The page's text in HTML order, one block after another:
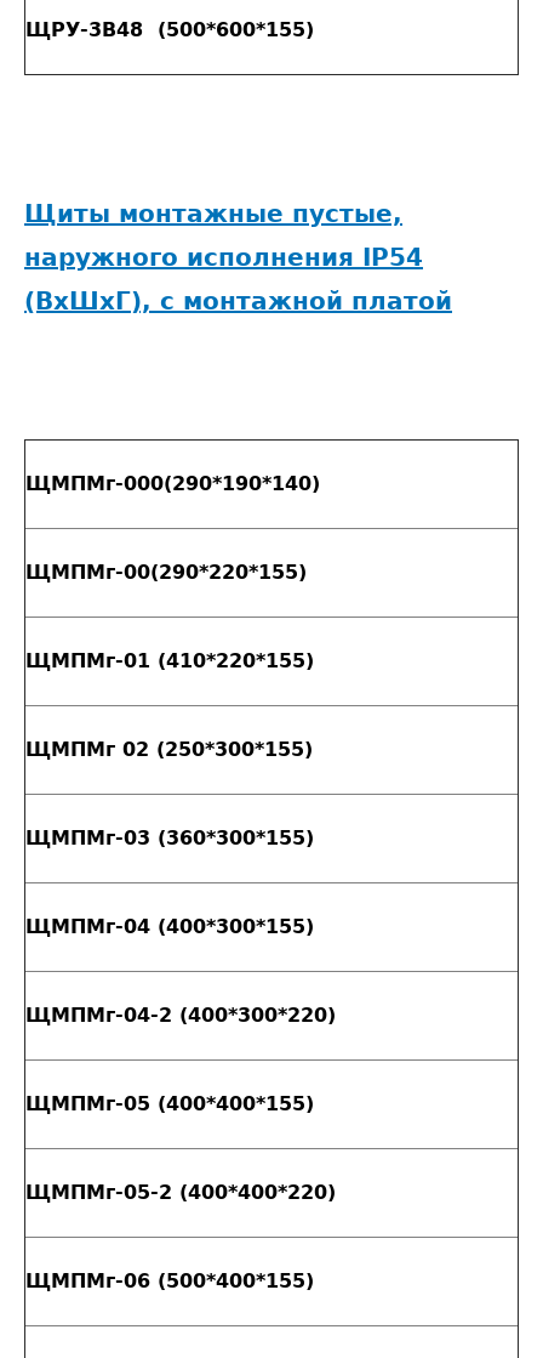
ЩРУ-3В48 (500*600*155)
Щиты монтажные пустые,
наружного исполнения IP54
(ВxШxГ), с монтажной платой
ЩМПМг-000(290*190*140)
ЩМПМг-00(290*220*155)
ЩМПМг-01 (410*220*155)
ЩМПМг 02 (250*300*155)
ЩМПМг-03 (360*300*155)
ЩМПМг-04 (400*300*155)
ЩМПМг-04-2 (400*300*220)
ЩМПМг-05 (400*400*155)
ЩМПМг-05-2 (400*400*220)
ЩМПМг-06 (500*400*155)